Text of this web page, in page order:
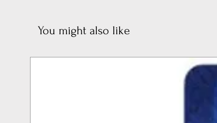
You might also like